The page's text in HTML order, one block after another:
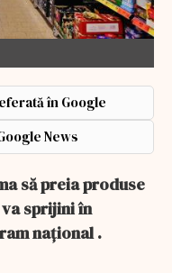
în Google
News
să preia produse
sprijini în
național .